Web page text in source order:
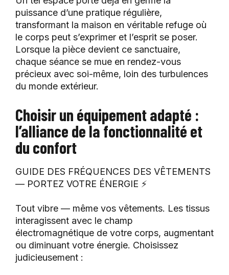
puissance d’une pratique régulière,
transformant la maison en véritable refuge où
le corps peut s’exprimer et l’esprit se poser.
Lorsque la pièce devient ce sanctuaire,
chaque séance se mue en rendez-vous
précieux avec soi-même, loin des turbulences
du monde extérieur.
Choisir un équipement adapté :
l’alliance de la fonctionnalité et
du confort
GUIDE DES FRÉQUENCES DES VÊTEMENTS
— PORTEZ VOTRE ÉNERGIE ⚡️
Tout vibre — même vos vêtements. Les tissus
interagissent avec le champ
électromagnétique de votre corps, augmentant
ou diminuant votre énergie. Choisissez
judicieusement :